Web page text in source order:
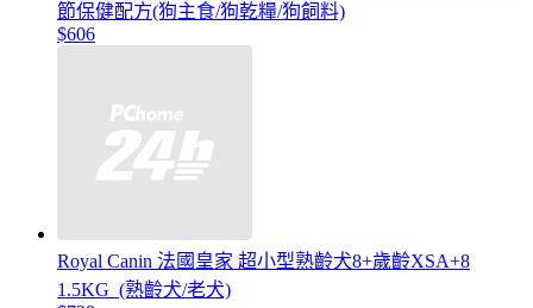
節保健配方(狗主食/狗乾糧/狗飼料)
$606
Royal Canin 法國皇家 超小型熟齡犬8+歲齡XSA+8
1.5KG_(熟齡犬/老犬)